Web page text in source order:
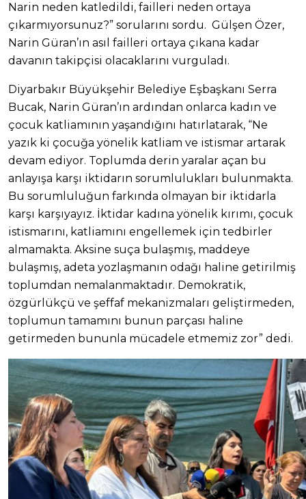
Narin neden katledildi, failleri neden ortaya
çıkarmıyorsunuz?” sorularını sordu. Gülşen Özer,
Narin Güran’ın asıl failleri ortaya çıkana kadar
davanın takipçisi olacaklarını vurguladı.
Diyarbakır Büyükşehir Belediye Eşbaşkanı Serra
Bucak, Narin Güran’ın ardından onlarca kadın ve
çocuk katliamının yaşandığını hatırlatarak, “Ne
yazık ki çocuğa yönelik katliam ve istismar artarak
devam ediyor. Toplumda derin yaralar açan bu
anlayışa karşı iktidarın sorumlulukları bulunmakta.
Bu sorumluluğun farkında olmayan bir iktidarla
karşı karşıyayız. İktidar kadına yönelik kırımı, çocuk
istismarını, katliamını engellemek için tedbirler
almamakta. Aksine suça bulaşmış, maddeye
bulaşmış, adeta yozlaşmanın odağı haline getirilmiş
toplumdan nemalanmaktadır. Demokratik,
özgürlükçü ve şeffaf mekanizmaları geliştirmeden,
toplumun tamamını bunun parçası haline
getirmeden bununla mücadele etmemiz zor” dedi.